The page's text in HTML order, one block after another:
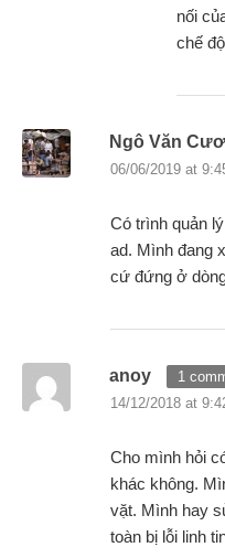
nối
chế
Ngô Văn
06/06/2019 at
Có trình quản
ad. Mình đang
cứ đứng ở
anoy
1
14/12/2018 at
Cho mình hỏi
khác không.
vặt. Mình hay
toàn bị lỗi linh